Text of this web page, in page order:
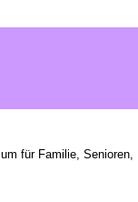
für Familie, Senioren,